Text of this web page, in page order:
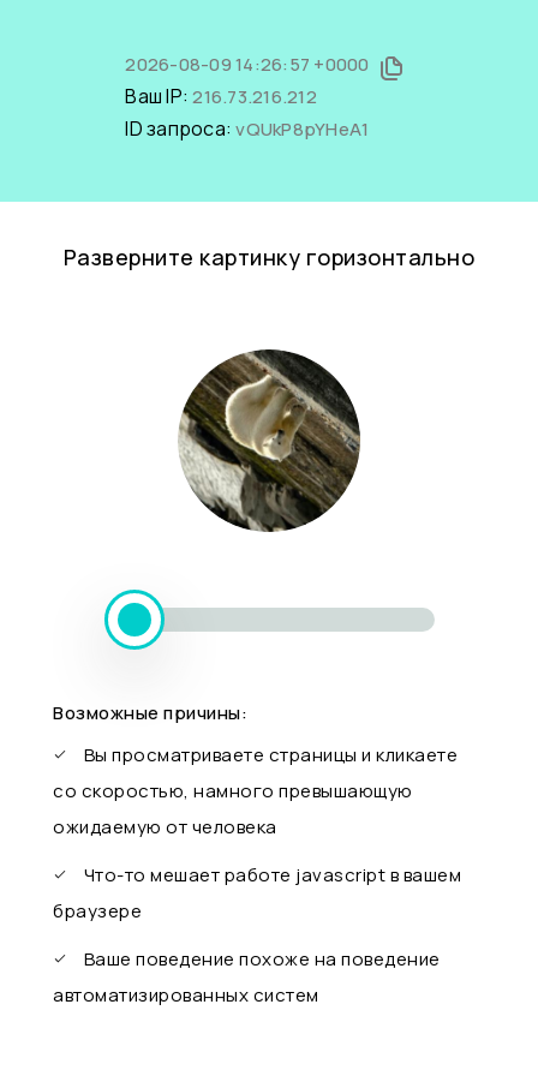
2026-08-09 14:26:57 +0000
Ваш IP:216.73.216.212
ID запроса:vQUkP8pYHeA1
Разверните картинку горизонтально
Возможные причины:
Вы просматриваете страницы и кликаете
со скоростью, намного превышающую
ожидаемую от человека
Что-то мешает работе javascript в вашем
браузере
Ваше поведение похоже на поведение
автоматизированных систем